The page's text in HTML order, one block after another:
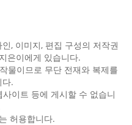
, 이미지, 편집 구성의 저작권
은이에게 있습니다.
물이므로 무단 전재와 복제를
다.
이트 등에 게시할 수 없습니
허용합니다.